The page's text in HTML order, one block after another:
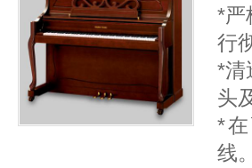
*严
行
*清
头
*
线。